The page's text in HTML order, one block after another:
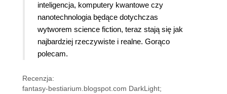
inteligencja, komputery kwantowe czy
nanotechnologia będące dotychczas
wytworem science fiction, teraz stają się jak
najbardziej rzeczywiste i realne. Gorąco
polecam.
Recenzja:
fantasy-bestiarium.blogspot.com DarkLight;